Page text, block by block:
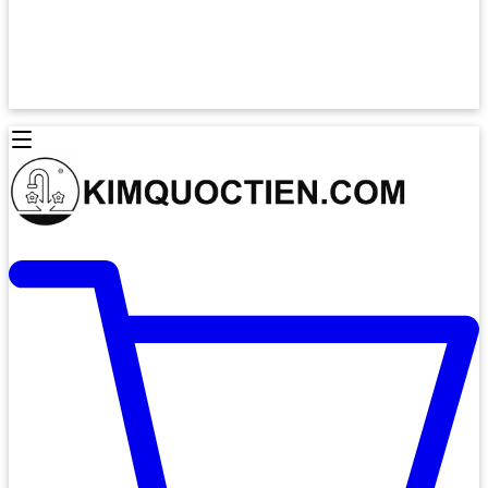
Lò Nướng Hafele
Máy Hút Khử Mùi Classic
Máy Rửa Chén Bát
Máy Rửa Chén Âm Toàn Phần
Máy Rửa Chén Bát 12 Bộ
Máy Rửa Chén Bát Bán Âm
Thiết Bị Vệ Sinh TOTO
Thiết Bị Vệ Sinh American Standard
Thiết Bị Vệ Sinh VIGLACERA
Thiết Bị Vệ Sinh THIÊN THANH
Thiết Bị Bếp